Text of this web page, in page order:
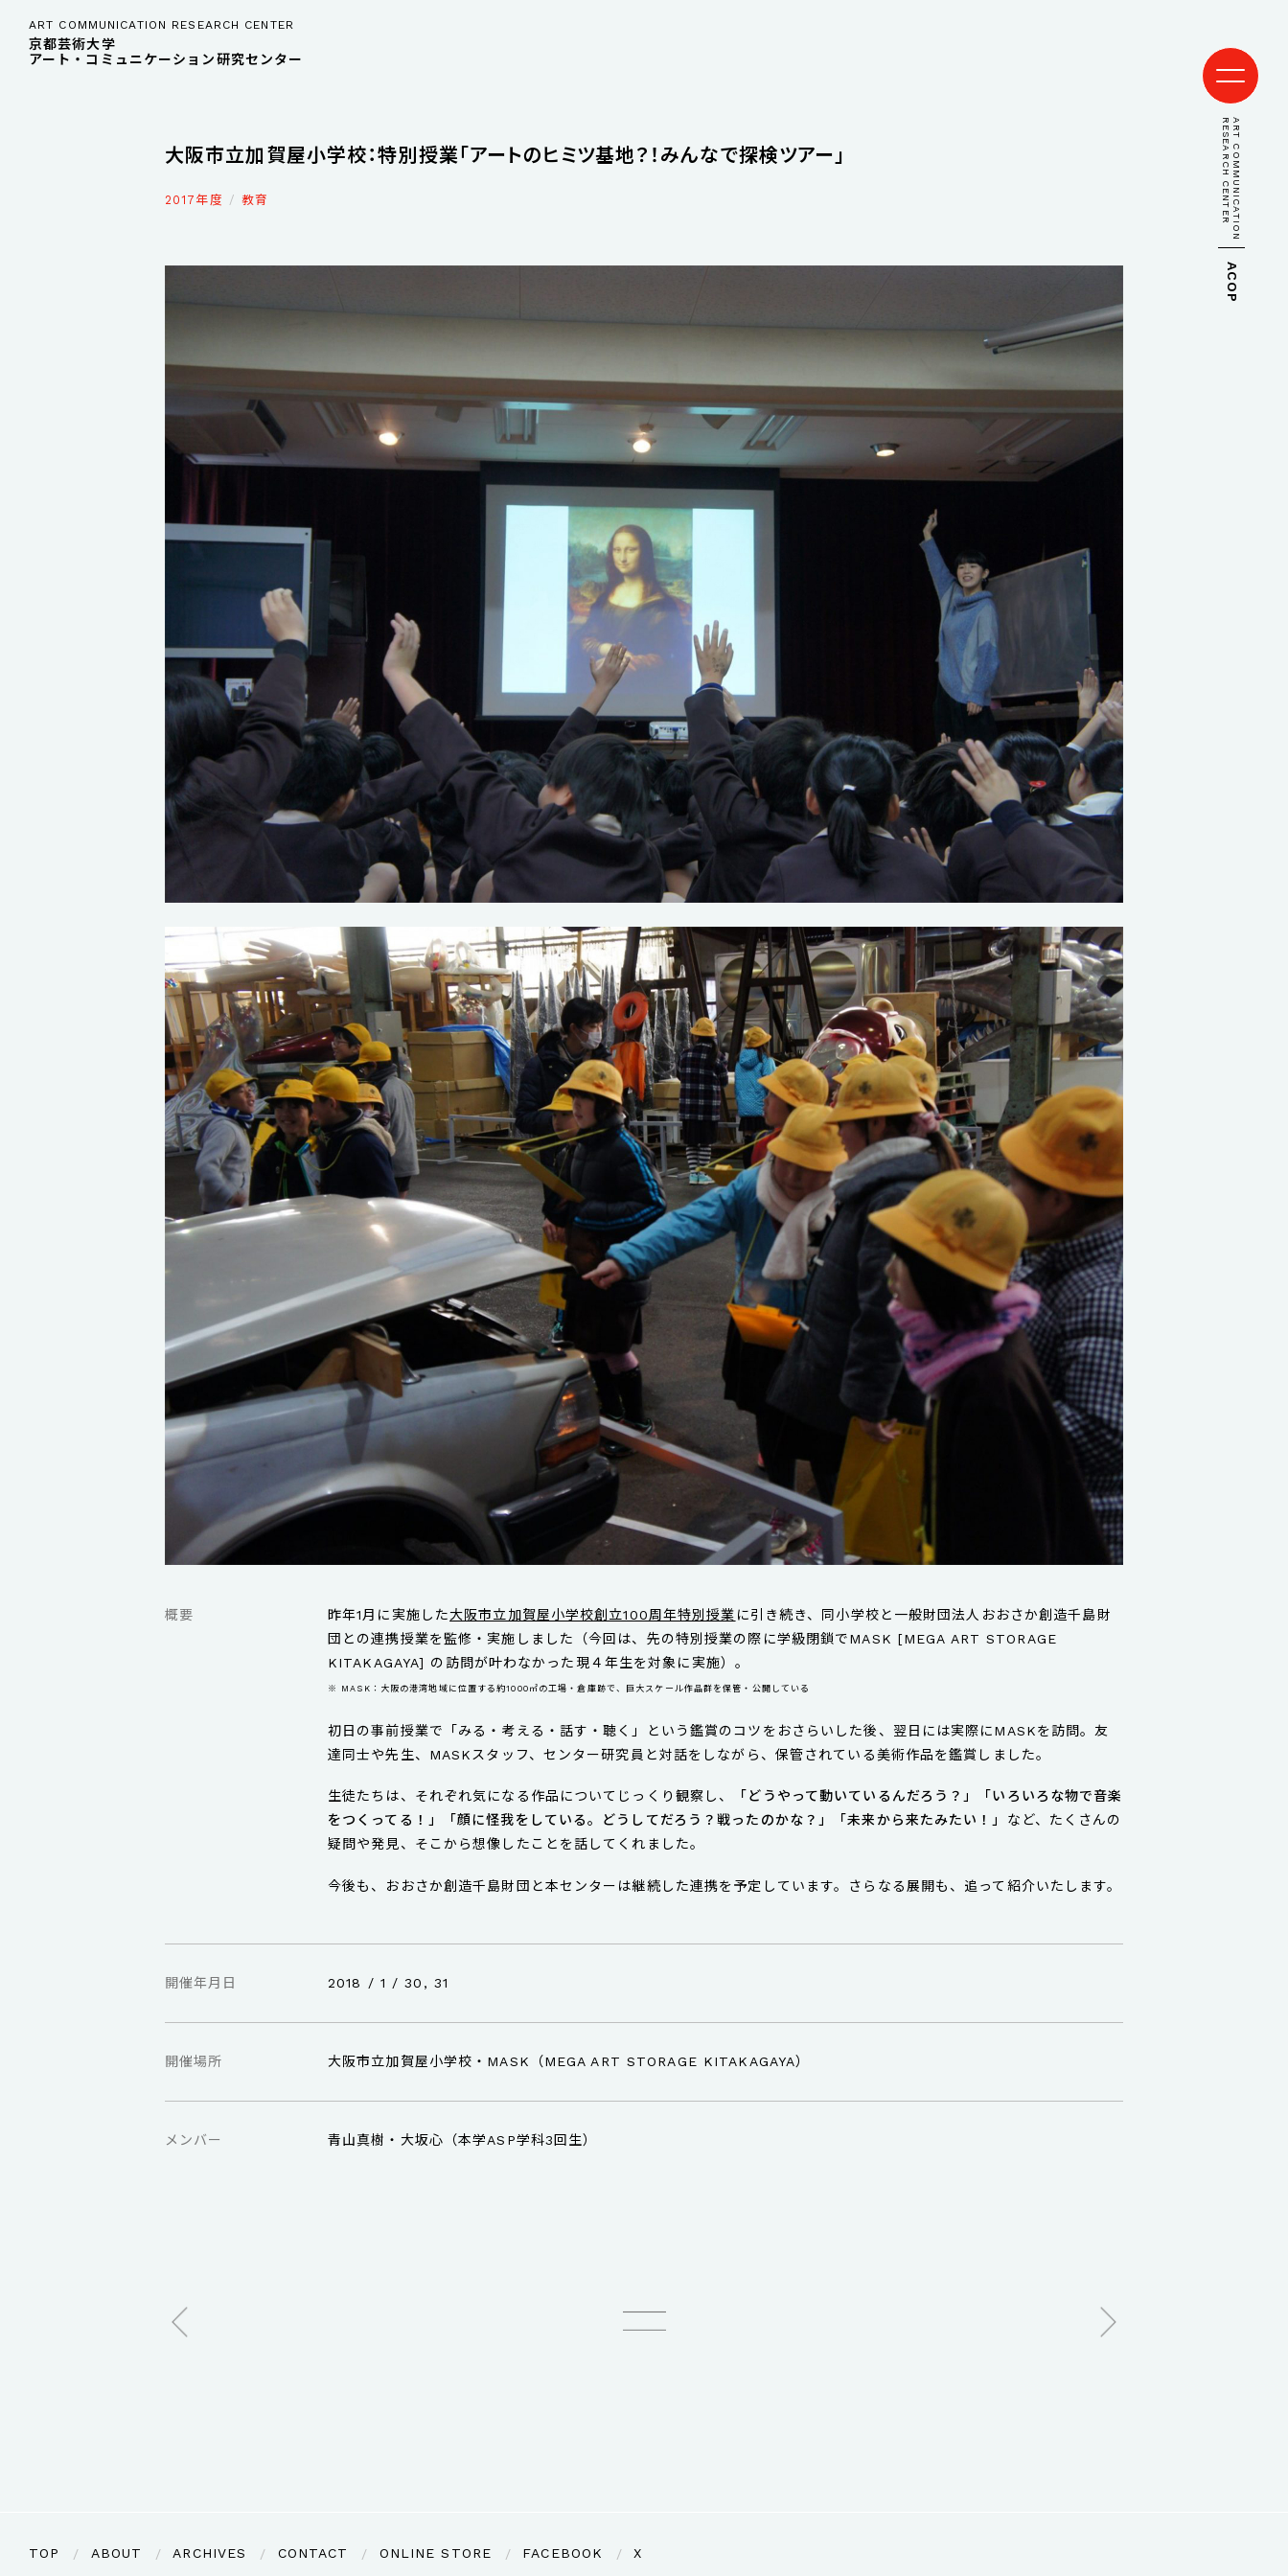
ART COMMUNICATION
RESEARCH CENTER
ACOP
ART COMMUNICATION RESEARCH CENTER
京都芸術大学
アート・コミュニケーション研究センター
大阪市立加賀屋小学校：特別授業「アートのヒミツ基地？！みんなで探検ツアー」
2017年度 教育
概要 昨年1月に実施した大阪市立加賀屋小学校創立100周年特別授業 に引き続き、同小学校と一般財団法人おおさか創造千島財
団との連携授業を監修・実施しました（今回は、先の特別授業の際に学級閉鎖でMASK [MEGA ART STORAGE
KITAKAGAYA] の訪問が叶わなかった現４年生を対象に実施）。
※ MASK：大阪の港湾地域に位置する約1000㎡の工場・倉庫跡で、巨大スケール作品群を保管・公開している
初日の事前授業で「みる・考える・話す・聴く」という鑑賞のコツをおさらいした後、翌日には実際にMASKを訪問。友
達同士や先生、MASKスタッフ、センター研究員と対話をしながら、保管されている美術作品を鑑賞しました。
生徒たちは、それぞれ気になる作品についてじっくり観察し、
「どうやって動いているんだろう？」「いろいろな物で音楽
をつくってる！」「顔に怪我をしている。どうしてだろう？戦ったのかな？」「未来から来たみたい！」 など、たくさんの
疑問や発見、そこから想像したことを話してくれました。
今後も、おおさか創造千島財団と本センターは継続した連携を予定しています。さらなる展開も、追って紹介いたします。
開催年月日 2018 / 1 / 30, 31
開催場所 大阪市立加賀屋小学校・MASK（MEGA ART STORAGE KITAKAGAYA）
メンバー 青山真樹・大坂心（本学ASP学科3回生）
TOP ABOUT ARCHIVES CONTACT ONLINE STORE FACEBOOK X